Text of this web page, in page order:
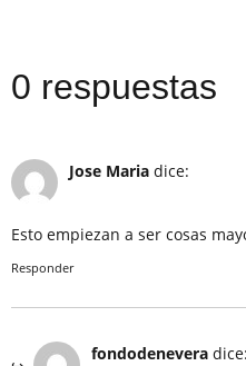
0 respuestas
Jose Maria dice:
Esto empiezan a ser cosas
Responder
fondodenevera dice: